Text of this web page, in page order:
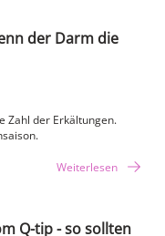
der Darm die
Zahl der Erkältungen.
Weiterlesen
Q-tip - so sollten